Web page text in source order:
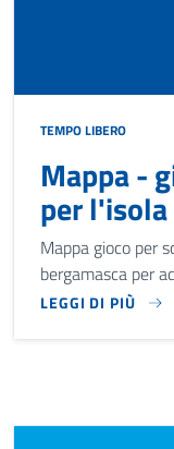
TEMPO LIBERO
Mappa -
per
Mappa gioco per
bergamasca per
LEGGI DI PIÙ
MAPPA GIOCO